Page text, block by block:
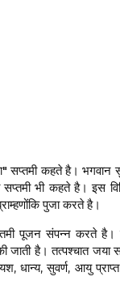
सप्तमी कहते है। भगवान
भी कहते है। इस
पुजा करते है।
पूजन संपन्न करते
है। तत्पश्चात जया
धान्य, सुवर्ण, आयु प्राप्त